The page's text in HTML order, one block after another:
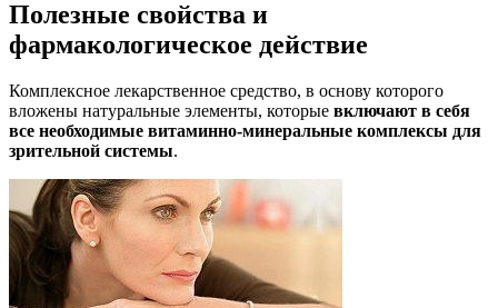
Полезные свойства и
фармакологическое действие
Комплексное лекарственное средство, в основу которого
вложены натуральные элементы, которые включают в себя
все необходимые витаминно-минеральные комплексы для
зрительной системы.